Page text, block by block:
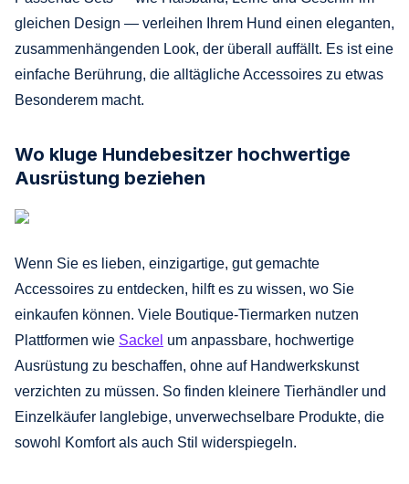
gleichen Design — verleihen Ihrem Hund einen eleganten,
zusammenhängenden Look, der überall auffällt. Es ist eine
einfache Berührung, die alltägliche Accessoires zu etwas
Besonderem macht.
Wo kluge Hundebesitzer hochwertige
Ausrüstung beziehen
Wenn Sie es lieben, einzigartige, gut gemachte
Accessoires zu entdecken, hilft es zu wissen, wo Sie
einkaufen können. Viele Boutique-Tiermarken nutzen
Plattformen wie Sackel um anpassbare, hochwertige
Ausrüstung zu beschaffen, ohne auf Handwerkskunst
verzichten zu müssen. So finden kleinere Tierhändler und
Einzelkäufer langlebige, unverwechselbare Produkte, die
sowohl Komfort als auch Stil widerspiegeln.